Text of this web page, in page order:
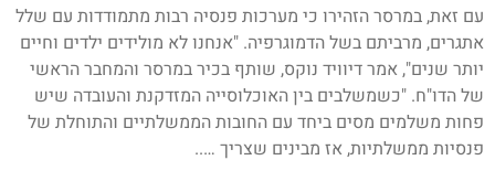
עם זאת, במרסר הזהירו כי מערכות פנסיה רבות מתמודדות עם שלל
אתגרים, מרביתם בשל הדמוגרפיה. "אנחנו לא מולידים ילדים וחיים
יותר שנים", אמר דיוויד נוקס, שותף בכיר במרסר והמחבר הראשי
של הדו"ח. "כשמשלבים בין האוכלוסייה המזדקנת והעובדה שיש
פחות משלמים מסים ביחד עם החובות הממשלתיים והתוחלת של
פנסיות ממשלתיות, אז מבינים שצריך …..